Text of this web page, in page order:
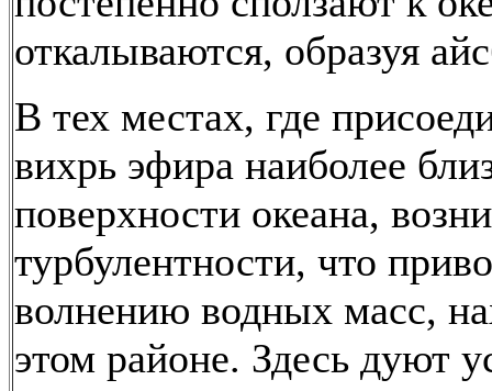
откалываются, образуя
В тех местах, где
вихрь эфира наиболее
поверхности океана,
турбулентности, что
волнению водных масс,
этом районе. Здесь дуют